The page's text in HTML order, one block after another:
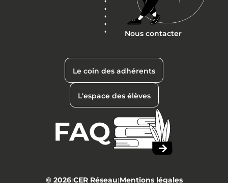
Nous contacter
Le coin des adhérents
L'espace des élèves
© 2026|CER Réseau|Mentions légales